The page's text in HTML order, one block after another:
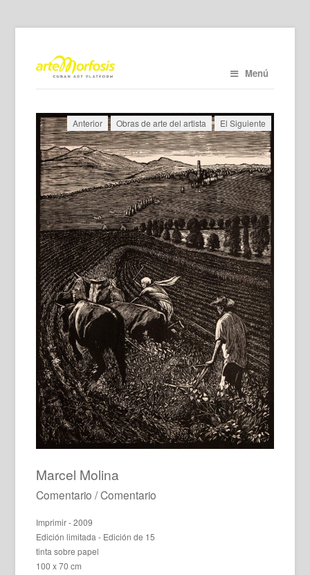
Menú
Anterior Obras de arte del artista El Siguiente
Marcel Molina
Comentario / Comentario
Imprimir - 2009
Edición limitada - Edición de 15
tinta sobre papel
100 x 70 cm